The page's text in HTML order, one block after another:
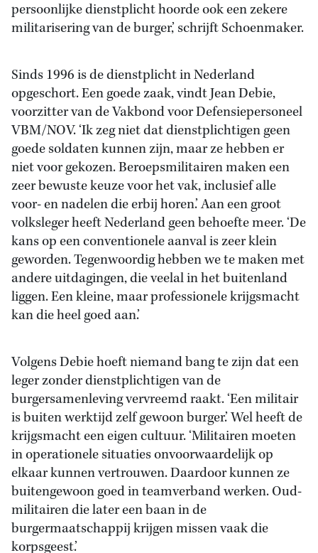
persoonlijke dienstplicht hoorde ook een zekere
militarisering van de burger,’ schrijft Schoenmaker.
Sinds 1996 is de dienstplicht in Nederland
opgeschort. Een goede zaak, vindt Jean Debie,
voorzitter van de Vakbond voor Defensiepersoneel
VBM/NOV. ‘Ik zeg niet dat dienstplichtigen geen
goede soldaten kunnen zijn, maar ze hebben er
niet voor gekozen. Beroepsmilitairen maken een
zeer bewuste keuze voor het vak, inclusief alle
voor- en nadelen die erbij horen.’ Aan een groot
volksleger heeft Nederland geen behoefte meer. ‘De
kans op een conventionele aanval is zeer klein
geworden. Tegenwoordig hebben we te maken met
andere uitdagingen, die veelal in het buitenland
liggen. Een kleine, maar professionele krijgsmacht
kan die heel goed aan.’
Volgens Debie hoeft niemand bang te zijn dat een
leger zonder dienstplichtigen van de
burgersamenleving vervreemd raakt. ‘Een militair
is buiten werktijd zelf gewoon burger.’ Wel heeft de
krijgsmacht een eigen cultuur. ‘Militairen moeten
in operationele situaties onvoorwaardelijk op
elkaar kunnen vertrouwen. Daardoor kunnen ze
buitengewoon goed in teamverband werken. Oud-
militairen die later een baan in de
burgermaatschappij krijgen missen vaak die
korpsgeest.’